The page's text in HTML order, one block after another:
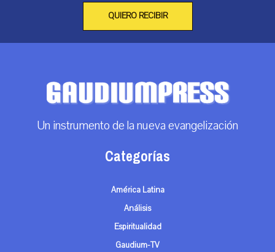
QUIERO RECIBIR
Un instrumento de la nueva evangelización
Categorías
América Latina
Análisis
Espiritualidad
Gaudium-TV